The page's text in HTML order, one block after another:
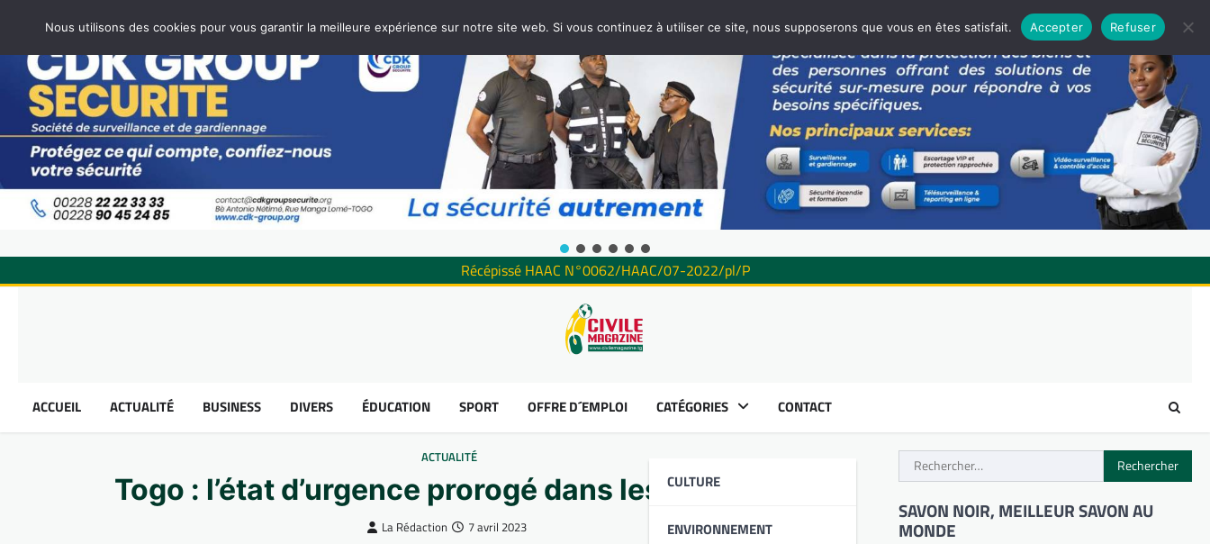
Récépissé HAAC N°0062/HAAC/07-2022/pl/P
ACCUEIL ACTUALITÉ BUSINESS DIVERS ÉDUCATION SPORT OFFRE D´EMPLOI CATÉGORIES
CULTURE
ENVIRONNEMENT
CONTACT
ACTUALITÉ
Togo : l’état d’urgence prorogé dans les savanes
La Rédaction 7 avril 2023
Rechercher :
SAVON NOIR, MEILLEUR SAVON AU
MONDE
Nous utilisons des cookies pour vous garantir la meilleure expérience sur notre site web. Si vous continuez à utiliser ce site, nous supposerons que vous en êtes satisfait. Accepter Refuser